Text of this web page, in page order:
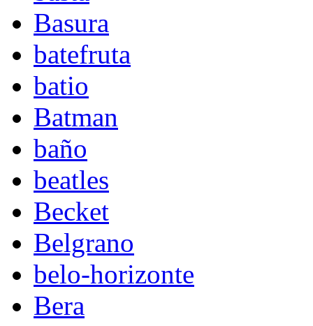
Basura
batefruta
batio
Batman
baño
beatles
Becket
Belgrano
belo-horizonte
Bera